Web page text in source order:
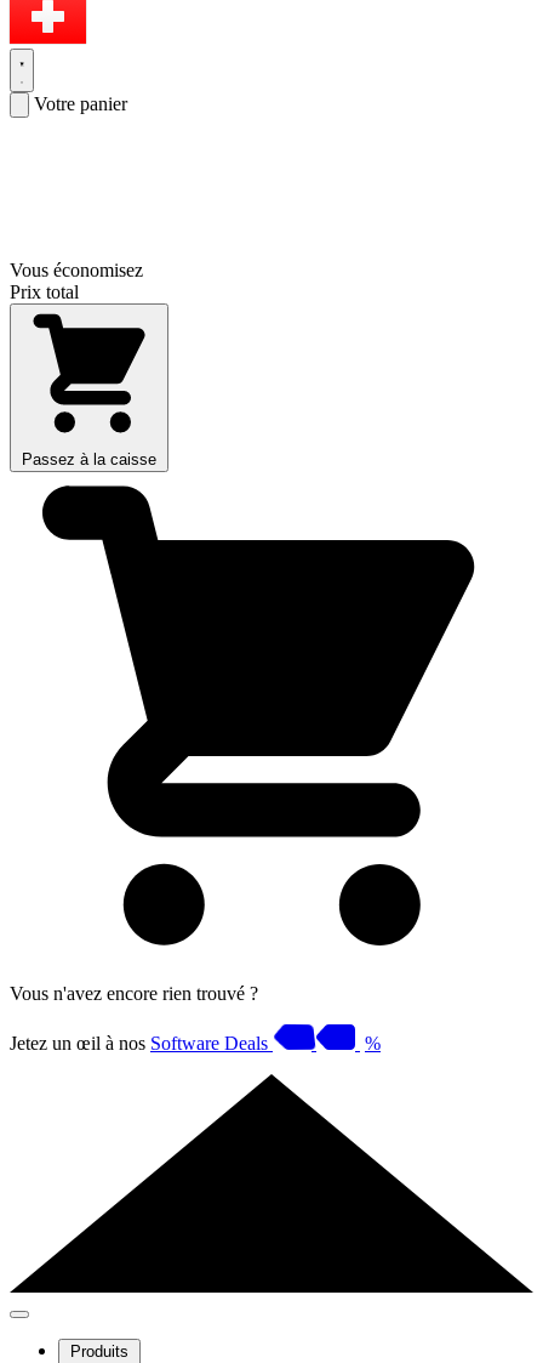
Votre panier
Vous économisez
Prix total
Passez à la caisse
Vous n'avez encore rien trouvé ?
Jetez un œil à nos Software Deals %
Produits